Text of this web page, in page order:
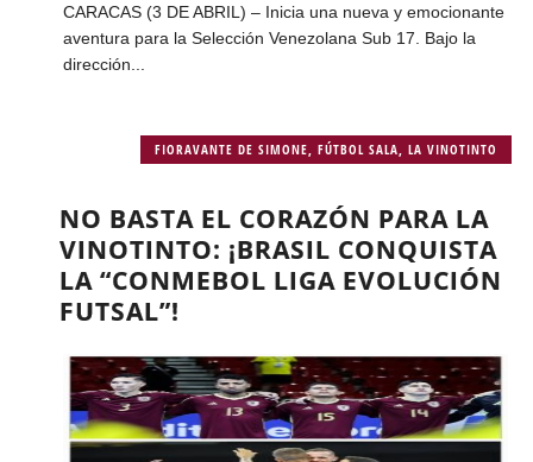
CARACAS (3 DE ABRIL) – Inicia una nueva y emocionante
aventura para la Selección Venezolana Sub 17. Bajo la
dirección...
FIORAVANTE DE SIMONE ,FÚTBOL SALA ,LA VINOTINTO
NO BASTA EL CORAZÓN PARA LA
VINOTINTO: ¡BRASIL CONQUISTA
LA “CONMEBOL LIGA EVOLUCIÓN
FUTSAL”!